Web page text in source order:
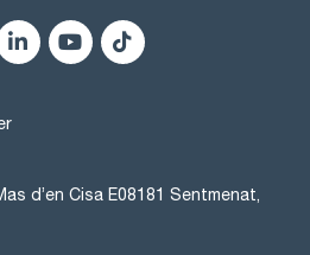
d’en Cisa E08181 Sentmenat,